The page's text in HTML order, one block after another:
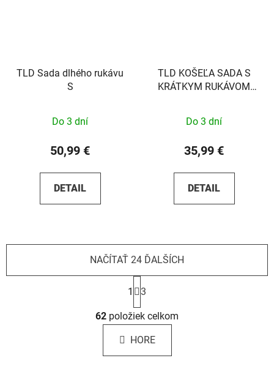
TLD Sada dlhého rukávu
S
Do 3 dní
50,99 €
DETAIL
TLD KOŠEĽA SADA S
KRÁTKYM RUKÁVOM
Do 3 dní
35,99 €
DETAIL
O
v
l
á
d
NAČÍTAŤ 24 ĎALŠÍCH
S
t
r
á
n
k
1 3
62 položiek celkom
HORE